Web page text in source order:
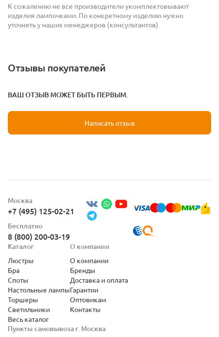
К сожалению не все производители укомплектовывают
изделия лампочками. По конкретному изделию нужно
уточнять у наших менеджеров (консультантов)
Отзывы покупателей
ВАШ ОТЗЫВ МОЖЕТ БЫТЬ ПЕРВЫМ.
Написать отзыв
Москва
+7 (495) 125-02-21
Бесплатно
8 (800) 200-03-19
Пункты самовывоза г. Москва
Каталог
Люстры
Бра
Споты
Настольные лампы
Торшеры
Светильники
Весь каталог
О компании
О компании
Бренды
Доставка и оплата
Гарантии
Оптовикам
Контакты